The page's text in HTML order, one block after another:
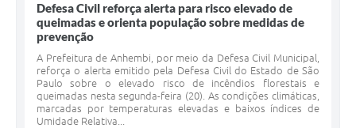
Defesa Civil reforça alerta para risco elevado de
queimadas e orienta população sobre medidas de
prevenção
A Prefeitura de Anhembi, por meio da Defesa Civil Municipal,
reforça o alerta emitido pela Defesa Civil do Estado de São
Paulo sobre o elevado risco de incêndios florestais e
queimadas nesta segunda-feira (20). As condições climáticas,
marcadas por temperaturas elevadas e baixos índices de
Umidade Relativa...